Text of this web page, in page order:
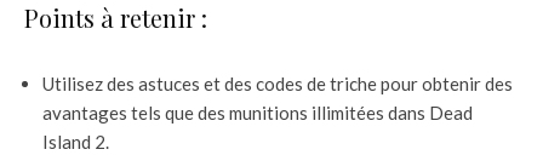
Points à retenir :
Utilisez des astuces et des codes de triche pour obtenir des
avantages tels que des munitions illimitées dans Dead
Island 2.